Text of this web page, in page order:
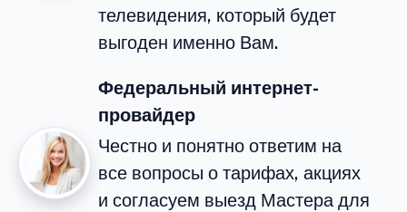
телевидения, который будет
выгоден именно Вам.
Федеральный интернет-
провайдер
Честно и понятно ответим на
все вопросы о тарифах, акциях
и согласуем выезд Мастера для